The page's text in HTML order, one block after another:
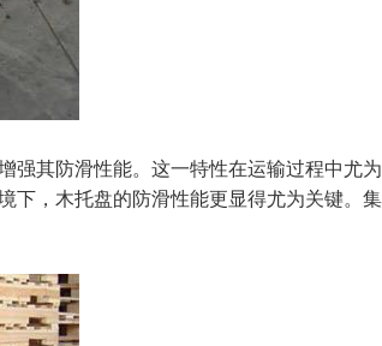
强其防滑性能。这一特性在运输过程中尤
下，木托盘的防滑性能更显得尤为关键。